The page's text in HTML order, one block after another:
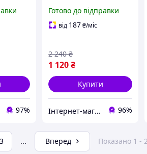
0,25 -
97%
Прес для обтискання
наконе Доставка по
Готово до відправки
від 187₴/міс
1 120₴
2 240 ₴
Купити
Інтернет-магазин "Little Sam" 96%
3 ... Вперед Показано 1 -